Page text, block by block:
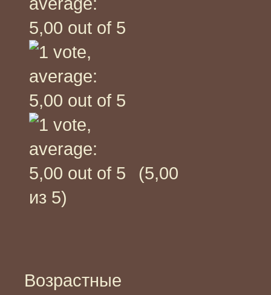
(5,00
из 5)
Возрастные